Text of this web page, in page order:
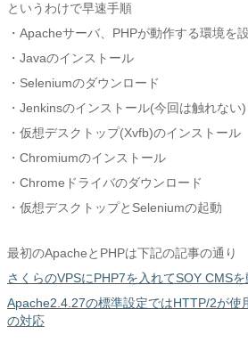
というわけで早速手順
・Apacheサーバ、PHPが動作する環境を
・Javaのインストール
・Seleniumのダウンロード
・Jenkinsのインストール(今回は触れない)
・仮想デスクトップ(Xvfb)のインストール
・Chromiumのインストール
・Chromeドライバのダウンロード
・仮想デスクトップとSeleniumの起動
最初のApacheとPHPは下記の記事の通り
さくらのVPSにPHP7を入れてSOY CMS
Apache2.4.27の標準設定ではHTTP/2が使
の対応